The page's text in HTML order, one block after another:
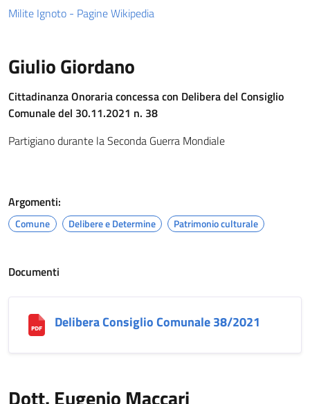
Milite Ignoto - Pagine Wikipedia
Giulio Giordano
Cittadinanza Onoraria concessa con Delibera del Consiglio
Comunale del 30.11.2021 n. 38
Partigiano durante la Seconda Guerra Mondiale
Argomenti:
Comune Delibere e Determine Patrimonio culturale
Documenti
Delibera Consiglio Comunale 38/2021